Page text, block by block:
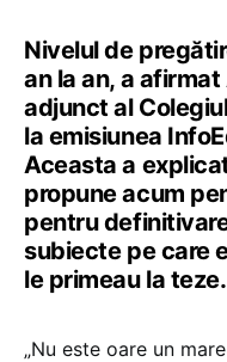
Nivelul de
an la an, a
adjunct al
la emisiunea
Aceasta a
propune acum
pentru
subiecte pe care
le primeau la teze.
„Nu este oare un